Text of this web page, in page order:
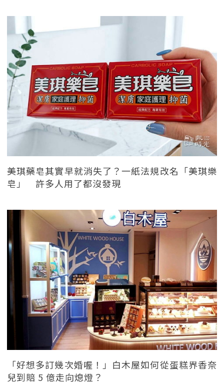
美琪藥皂其實早就消失了？一紙法規改名「美琪樂
皂」 許多人用了都沒發現
「好想多訂幾次婚喔！」白木屋如何從蛋糕界香奈
兒到賠 5 億走向熄燈？